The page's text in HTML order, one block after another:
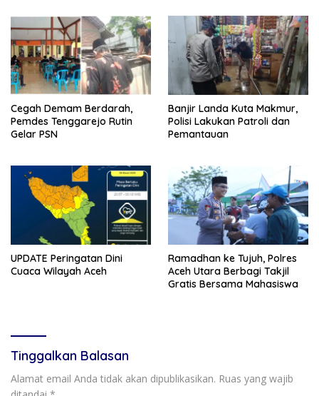
Cegah Demam Berdarah,
Pemdes Tenggarejo Rutin
Gelar PSN
Banjir Landa Kuta Makmur,
Polisi Lakukan Patroli dan
Pemantauan
UPDATE Peringatan Dini
Cuaca Wilayah Aceh
Ramadhan ke Tujuh, Polres
Aceh Utara Berbagi Takjil
Gratis Bersama Mahasiswa
Tinggalkan Balasan
Alamat email Anda tidak akan dipublikasikan. Ruas yang wajib